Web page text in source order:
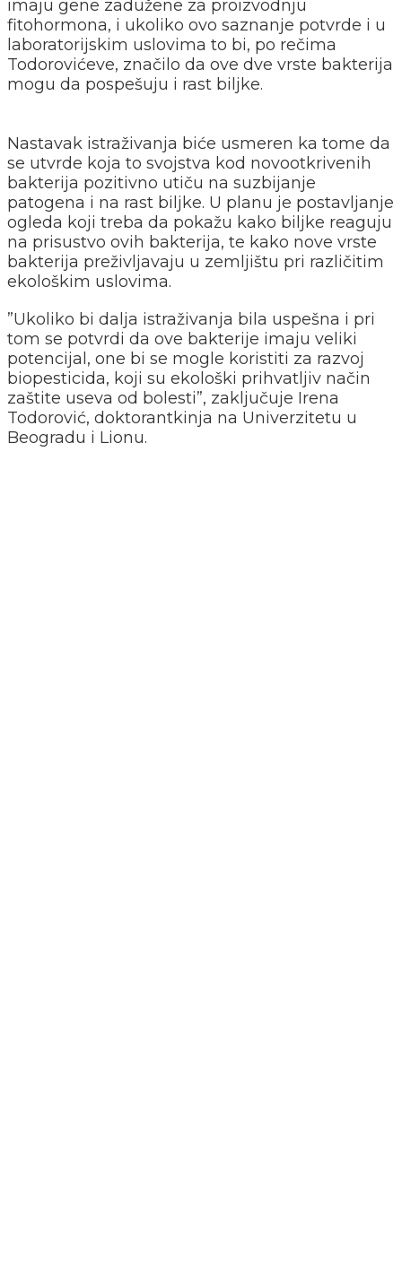
imaju gene zadužene za proizvodnju
fitohormona, i ukoliko ovo saznanje potvrde i u
laboratorijskim uslovima to bi, po rečima
Todorovićeve, značilo da ove dve vrste bakterija
mogu da pospešuju i rast biljke.
Nastavak istraživanja biće usmeren ka tome da
se utvrde koja to svojstva kod novootkrivenih
bakterija pozitivno utiču na suzbijanje
patogena i na rast biljke. U planu je postavljanje
ogleda koji treba da pokažu kako biljke reaguju
na prisustvo ovih bakterija, te kako nove vrste
bakterija preživljavaju u zemljištu pri različitim
ekološkim uslovima.
”Ukoliko bi dalja istraživanja bila uspešna i pri
tom se potvrdi da ove bakterije imaju veliki
potencijal, one bi se mogle koristiti za razvoj
biopesticida, koji su ekološki prihvatljiv način
zaštite useva od bolesti”, zaključuje Irena
Todorović, doktorantkinja na Univerzitetu u
Beogradu i Lionu.